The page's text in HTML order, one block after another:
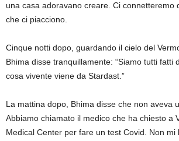
una casa adoravano creare. Ci connetteremo
che ci piacciono.
Cinque notti dopo, guardando il cielo del
Bhima disse tranquillamente: “Siamo tutti fatti
cosa vivente viene da Stardast.”
La mattina dopo, Bhima disse che non aveva
Abbiamo chiamato il medico che ha chiesto a
Medical Center per fare un test Covid. Non mi